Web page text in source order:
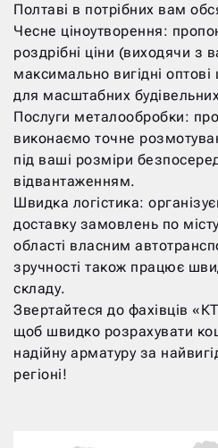
Полтаві в потрібних вам
Чесне ціноутворення:
роздрібні ціни (виходячи з
максимально вигідні
для масштабних
Послуги металообробки:
виконаємо точне
під ваші розміри
відвантаженням.
Швидка логістика:
доставку замовлень по
області власним
зручності також працює
складу.
Звертайтеся до фахівців
щоб швидко розрахувати
надійну арматуру за
регіоні!